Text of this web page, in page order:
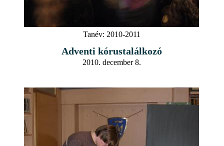
Tanév: 2010-2011
Adventi kórustalálkozó
2010. december 8.